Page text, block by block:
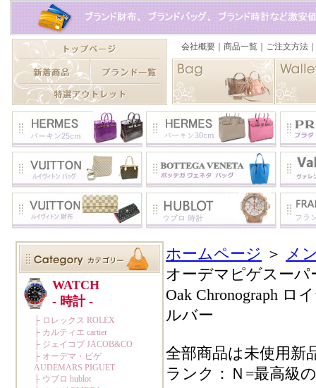
ホームページ ＞ メ
オーデマピゲスーパ
Oak Chronograph ロ
ルバー
全部商品は未使用新
ランク：Ｎ=最高級